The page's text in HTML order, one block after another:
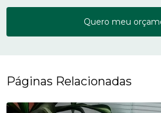
Quero meu
Páginas Relacionadas